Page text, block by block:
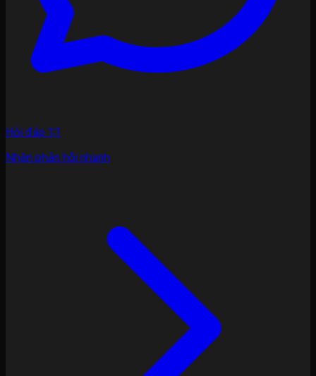
Hỏi đáp 1:1
Nhận phản hồi nhanh